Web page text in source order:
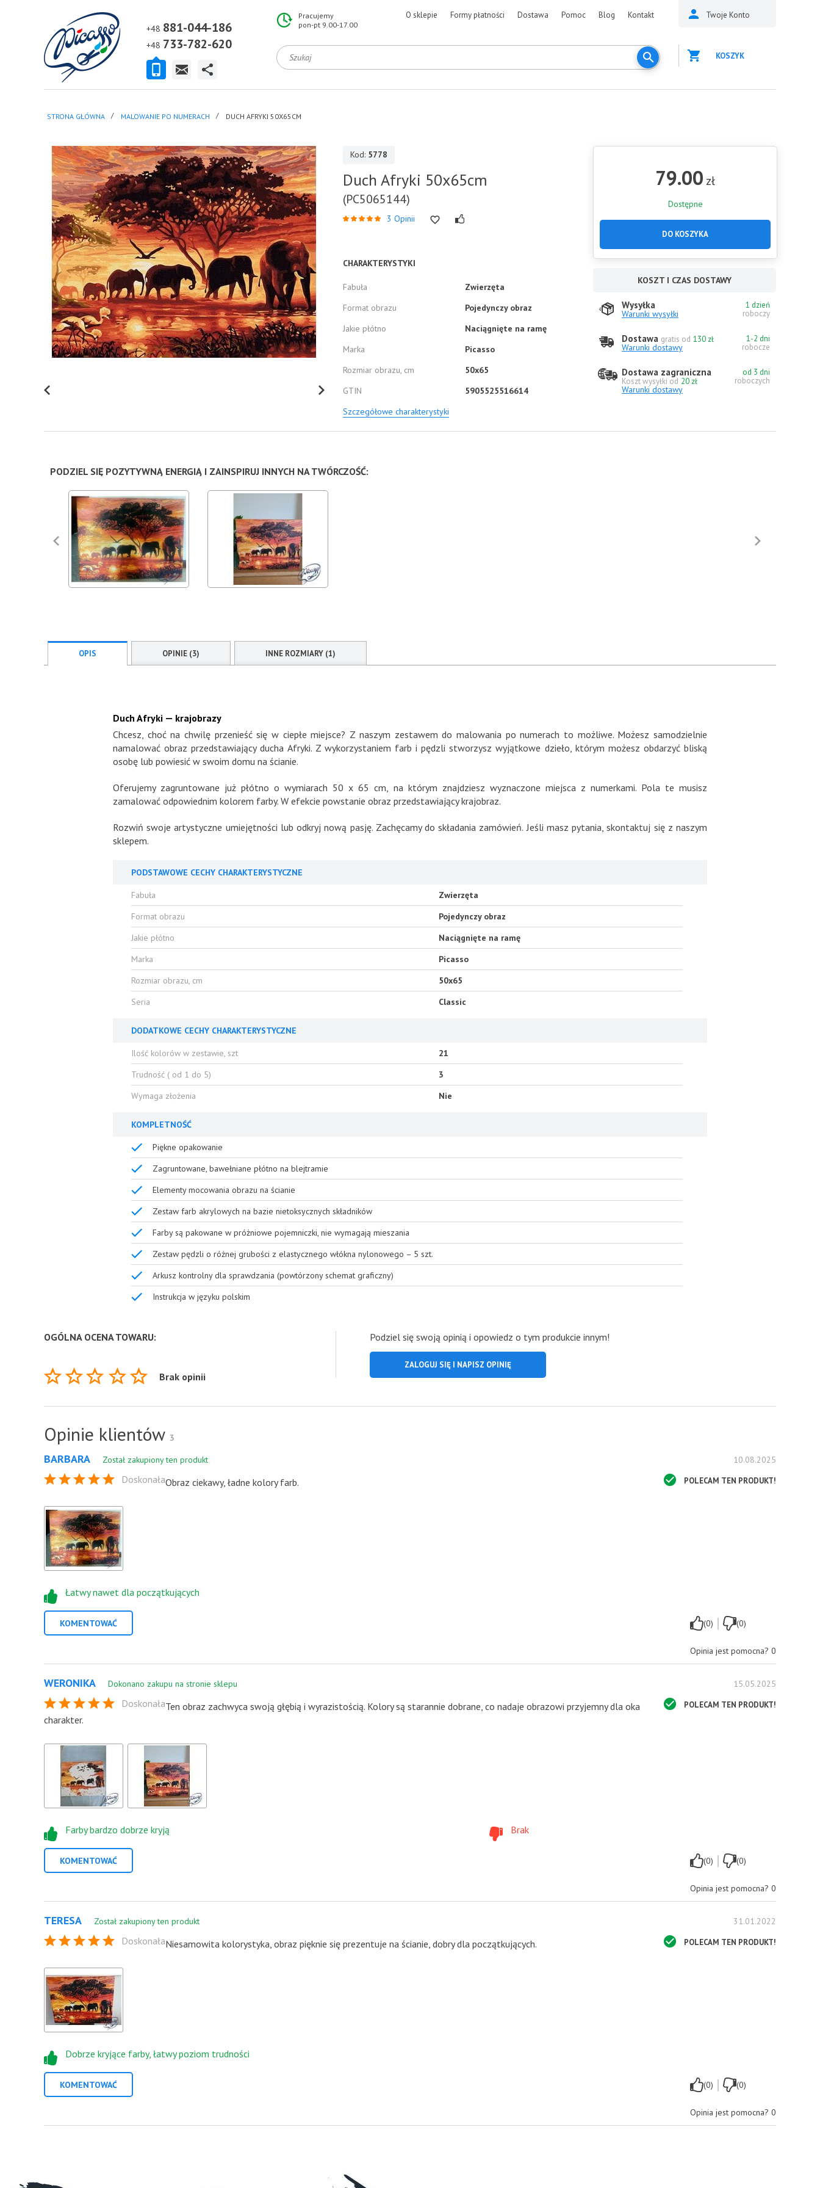
+48 881-044-186
+48 733-782-620
Pracujemy
pon-pt 9.00-17.00
O sklepie Formy płatności Dostawa Pomoc Blog Kontakt Twoje Konto
KOSZYK
STRONA GŁÓWNA MALOWANIE PO NUMERACH DUCH AFRYKI 50X65CM
Kod: 5778
Duch Afryki 50x65cm
(PC5065144)
3 Opinii
CHARAKTERYSTYKI
Fabuła
Zwierzęta
Format obrazu
Pojedynczy obraz
Jakie płótno
Naciągnięte na ramę
Marka
Picasso
Rozmiar obrazu, cm
50x65
GTIN
5905525516614
Szczegółowe charakterystyki
79.00 zł
Dostępne
DO KOSZYKA
KOSZT I CZAS DOSTAWY
Wysyłka
Warunki wysyłki
1 dzień
roboczy
Dostawa gratis od 130 zł
Warunki dostawy
1-2 dni
robocze
Dostawa zagraniczna
Koszt wysyłki od 20 zł
Warunki dostawy
od 3 dni
roboczych
PODZIEL SIĘ POZYTYWNĄ ENERGIĄ I ZAINSPIRUJ INNYCH NA TWÓRCZOŚĆ:
OPIS OPINIE (3) INNE ROZMIARY (1)
Duch Afryki — krajobrazy
Chcesz, choć na chwilę przenieść się w ciepłe miejsce? Z naszym zestawem do malowania po numerach to możliwe. Możesz samodzielnie
namalować obraz przedstawiający ducha Afryki. Z wykorzystaniem farb i pędzli stworzysz wyjątkowe dzieło, którym możesz obdarzyć bliską
osobę lub powiesić w swoim domu na ścianie.
Oferujemy zagruntowane już płótno o wymiarach 50 x 65 cm, na którym znajdziesz wyznaczone miejsca z numerkami. Pola te musisz
zamalować odpowiednim kolorem farby. W efekcie powstanie obraz przedstawiający krajobraz.
Rozwiń swoje artystyczne umiejętności lub odkryj nową pasję. Zachęcamy do składania zamówień. Jeśli masz pytania, skontaktuj się z naszym
sklepem.
PODSTAWOWE CECHY CHARAKTERYSTYCZNE
Fabuła
Zwierzęta
Format obrazu
Pojedynczy obraz
Jakie płótno
Naciągnięte na ramę
Marka
Picasso
Rozmiar obrazu, cm
50x65
Seria
Classic
DODATKOWE CECHY CHARAKTERYSTYCZNE
Ilość kolorów w zestawie, szt
21
Trudność ( od 1 do 5)
3
Wymaga złożenia
Nie
KOMPLETNOŚĆ
Piękne opakowanie
Zagruntowane, bawełniane płótno na blejtramie
Elementy mocowania obrazu na ścianie
Zestaw farb akrylowych na bazie nietoksycznych składników
Farby są pakowane w próżniowe pojemniczki, nie wymagają mieszania
Zestaw pędzli o różnej grubości z elastycznego włókna nylonowego – 5 szt.
Arkusz kontrolny dla sprawdzania (powtórzony schemat graficzny)
Instrukcja w języku polskim
OGÓLNA OCENA TOWARU:
Brak opinii
Podziel się swoją opinią i opowiedz o tym produkcie innym!
ZALOGUJ SIĘ I NAPISZ OPINIĘ
Opinie klientów 3
BARBARA Został zakupiony ten produkt 10.08.2025
Doskonała POLECAM TEN PRODUKT!
Obraz ciekawy, ładne kolory farb.
Łatwy nawet dla początkujących
KOMENTOWAĆ (0) | (0)
Opinia jest pomocna? 0
WERONIKA Dokonano zakupu na stronie sklepu 15.05.2025
Doskonała POLECAM TEN PRODUKT!
Ten obraz zachwyca swoją głębią i wyrazistością. Kolory są starannie dobrane, co nadaje obrazowi przyjemny dla oka
charakter.
Brak
Farby bardzo dobrze kryją
KOMENTOWAĆ (0) | (0)
Opinia jest pomocna? 0
TERESA Został zakupiony ten produkt 31.01.2022
Doskonała POLECAM TEN PRODUKT!
Niesamowita kolorystyka, obraz pięknie się prezentuje na ścianie, dobry dla początkujących.
Dobrze kryjące farby, łatwy poziom trudności
KOMENTOWAĆ (0) | (0)
Opinia jest pomocna? 0